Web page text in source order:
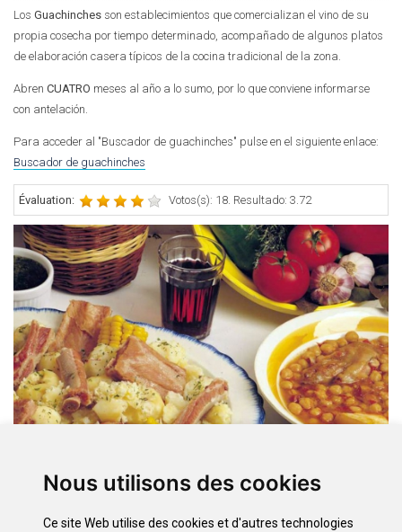
Nous utilisons des cookies
Ce site Web utilise des cookies et d'autres technologies
Gastronomie
Les miels de Tenerife
Los Guachinches son establecimientos que comercializan el vino de su
propia cosecha por tiempo determinado, acompañado de algunos platos
de elaboración casera típicos de la cocina tradicional de la zona.
Abren CUATRO meses al año a lo sumo, por lo que conviene informarse
con antelación.
Para acceder al "Buscador de guachinches" pulse en el siguiente enlace:
Buscador de guachinches
Évaluation: Votos(s): 18. Resultado: 3.72